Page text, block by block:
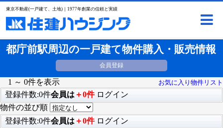
東京不動産(一戸建て、土地)｜1977年創業の信頼と実績
都庁前駅周辺の一戸建て物件購入・販売情報
会員登録
1 ～ 0件を表示 お気に入り物件リスト
登録件数:0件会員は ＋0件 ログイン
物件の並び順
登録件数:0件会員は ＋0件 ログイン